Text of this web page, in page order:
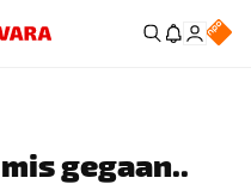
gegaan..